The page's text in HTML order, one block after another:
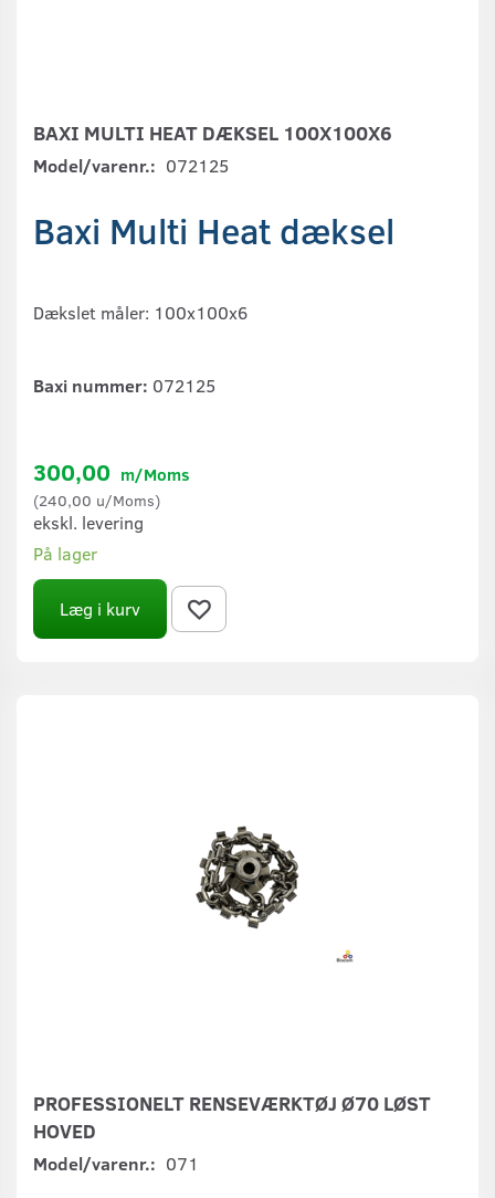
BAXI MULTI HEAT DÆKSEL 100X100X6
Model/varenr.: 072125
Baxi Multi Heat dæksel
Dækslet måler: 100x100x6
Baxi nummer: 072125
300,00 m/Moms
(240,00 u/Moms)
ekskl. levering
På lager
Læg i kurv
PROFESSIONELT RENSEVÆRKTØJ Ø70 LØST
HOVED
Model/varenr.: 071